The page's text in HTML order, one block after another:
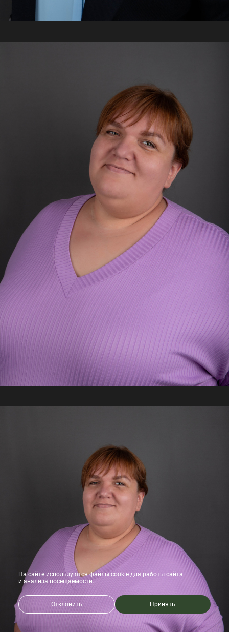
На сайте используются файлы cookie для работы сайта
и анализа посещаемости.
Отклонить Принять